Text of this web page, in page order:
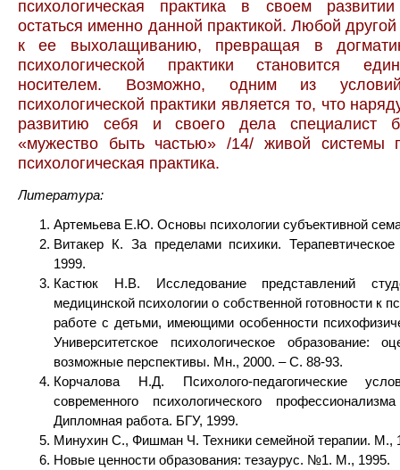
психологическая практика в своем
остаться именно данной практикой. Любой
к ее выхолащиванию, превращая в
психологической практики становится
носителем. Возможно, одним из
психологической практики является то, что
развитию себя и своего дела специалист
«мужество быть частью» /14/ живой системы
психологическая практика.
Литература:
Артемьева Е.Ю. Основы психологии субъективной
Витакер К. За пределами психики.
1999.
Кастюк Н.В. Исследование представлений
медицинской психологии о собственной готовности к
работе с детьми, имеющими особенности
Университетское психологическое образование:
возможные перспективы. Мн., 2000. – С. 88-93.
Корчалова Н.Д. Психолого-педагогические
современного психологического
Дипломная работа. БГУ, 1999.
Минухин С., Фишман Ч. Техники семейной терапии. М.,
Новые ценности образования: тезаурус. №1. М., 1995.